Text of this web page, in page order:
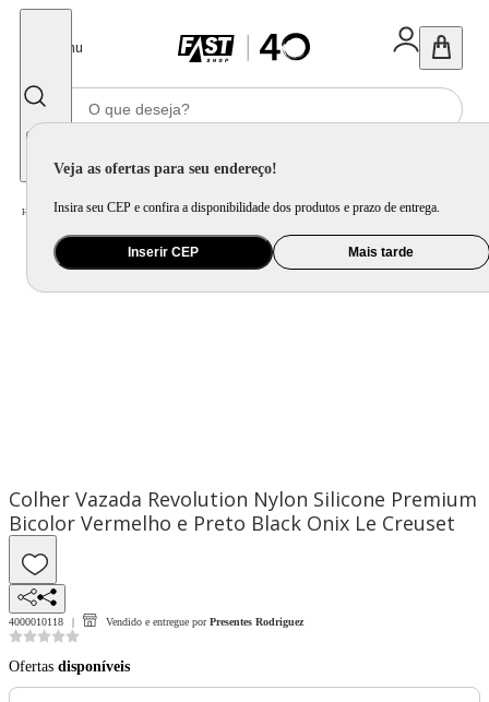
Menu
Veja as ofertas para seu endereço!
Insira seu CEP e confira a disponibilidade dos produtos e prazo de entrega.
Inserir CEP Mais tarde
Home Utilidade Doméstica Cozinha / Utensílio de Preparo
Colher Vazada Revolution Nylon Silicone Premium
Bicolor Vermelho e Preto Black Onix Le Creuset
4000010118 Vendido e entregue por Presentes Rodriguez
Ofertas disponíveis